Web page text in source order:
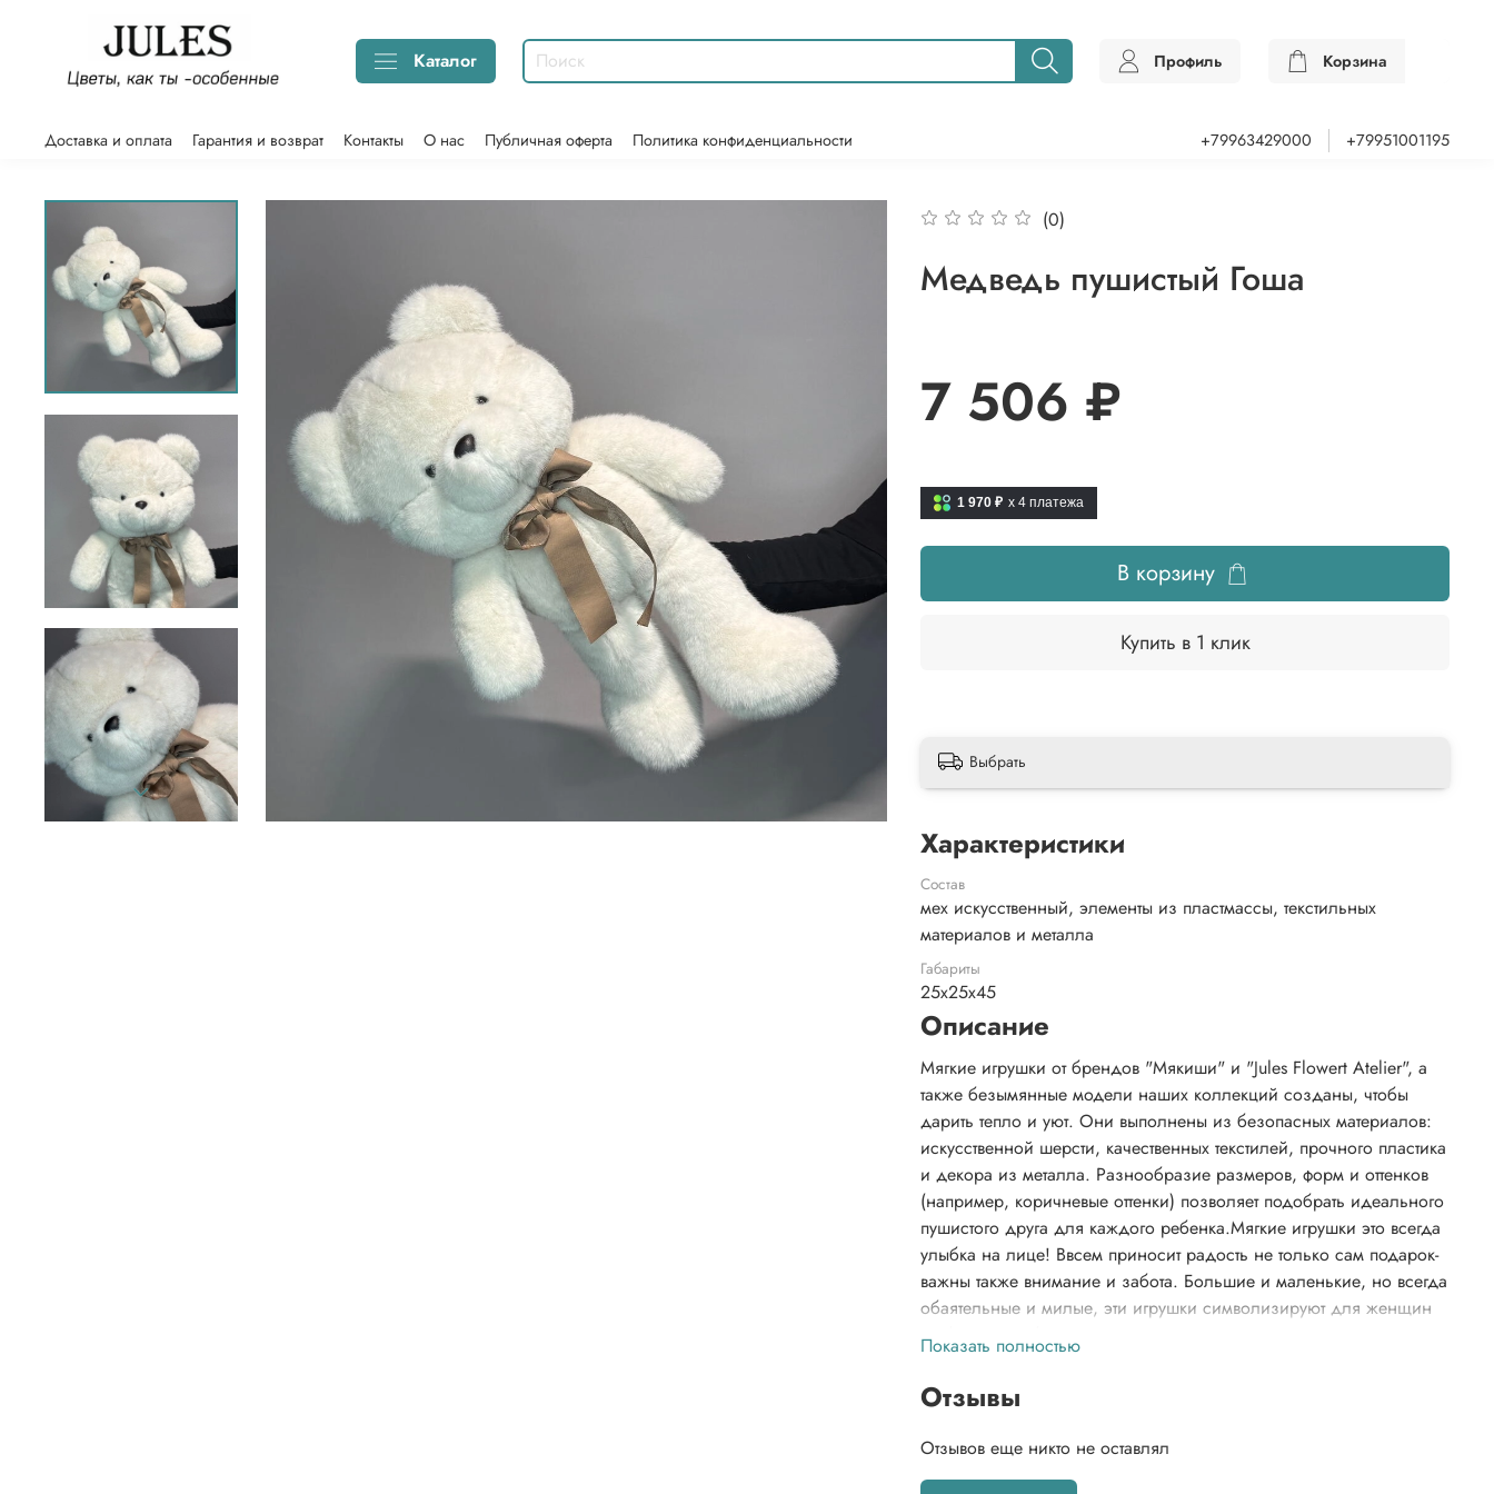
Каталог Профиль Корзина
Доставка и оплата Гарантия и возврат Контакты О нас Публичная оферта Политика конфиденциальности +79963429000 +79951001195
(0)
Медведь пушистый Гоша
7 506 ₽
1 970 ₽ x 4платежа
В корзину
Купить в 1 клик
Выбрать
Характеристики
Состав
мех искусственный, элементы из пластмассы, текстильных
материалов и металла
Габариты
25x25x45
Описание
Мягкие игрушки от брендов "Мякиши" и "Jules Flowert Atelier", а
также безымянные модели наших коллекций созданы, чтобы
дарить тепло и уют. Они выполнены из безопасных материалов:
искусственной шерсти, качественных текстилей, прочного пластика
и декора из металла. Разнообразие размеров, форм и оттенков
(например, коричневые оттенки) позволяет подобрать идеального
пушистого друга для каждого ребенка.Мягкие игрушки это всегда
улыбка на лице! Ввсем приносит радость не только сам подарок-
важны также внимание и забота. Большие и маленькие, но всегда
обаятельные и милые, эти игрушки символизируют для женщин
любовь и особое расположение.
Показать полностью
Отзывы
Отзывов еще никто не оставлял